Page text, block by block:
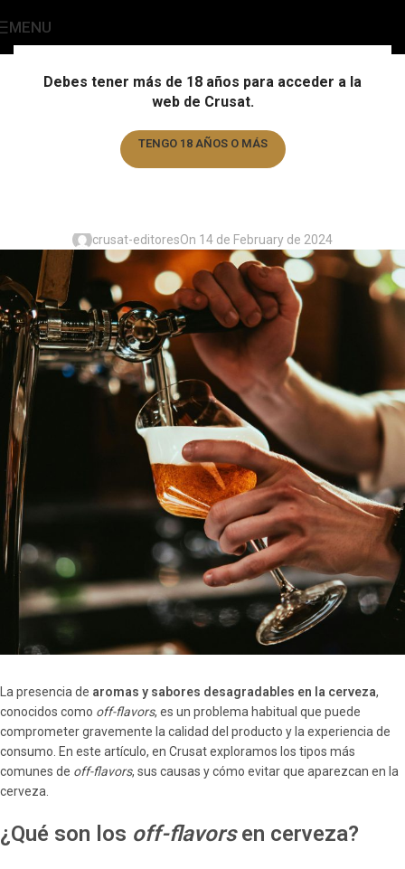
Debes tener más de 18 años para acceder a la
web de Crusat.
TENGO 18 AÑOS O MÁS
MENU Blog Cervecero
Aromas desagradables en la
cerveza: qué son, causas y
crusat-editoresOn 14 de February de 2024
La presencia de aromas y sabores desagradables en la cerveza,
conocidos como off-flavors, es un problema habitual que puede
comprometer gravemente la calidad del producto y la experiencia de
consumo. En este artículo, en Crusat exploramos los tipos más
comunes de off-flavors, sus causas y cómo evitar que aparezcan en la
cerveza.
¿Qué son los off-flavorsen cerveza?